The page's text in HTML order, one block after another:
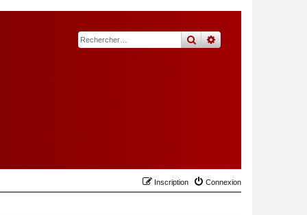
rechercher
recherche
Connexion
Inscription